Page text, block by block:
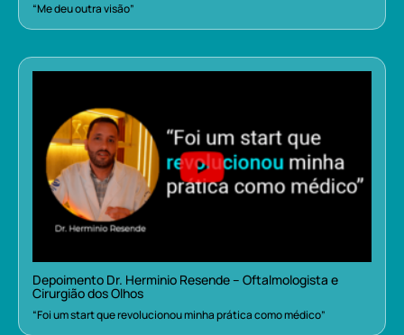
“Me deu outra visão”
Depoimento Dr. Herminio Resende – Oftalmologista e
Cirurgião dos Olhos
“Foi um start que revolucionou minha prática como médico”